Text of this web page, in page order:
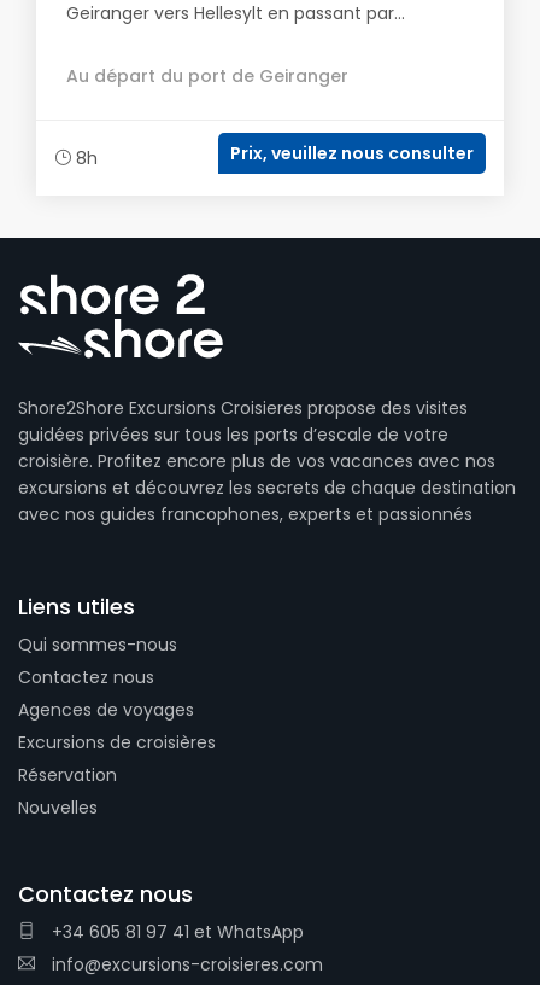
Geiranger vers Hellesylt en passant par...
Au départ du port de Geiranger
8h Prix, veuillez nous consulter
Shore2Shore Excursions Croisieres propose des visites
guidées privées sur tous les ports d’escale de votre
croisière. Profitez encore plus de vos vacances avec nos
excursions et découvrez les secrets de chaque destination
avec nos guides francophones, experts et passionnés
Liens utiles
Qui sommes-nous
Contactez nous
Agences de voyages
Excursions de croisières
Réservation
Nouvelles
Contactez nous
+34 605 81 97 41 et WhatsApp
info@excursions-croisieres.com